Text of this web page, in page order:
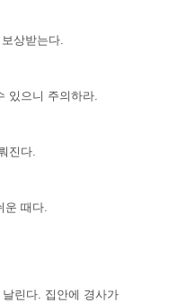
상받는다.
있으니 주의하라.
진다.
운 때다.
린다. 집안에 경사가